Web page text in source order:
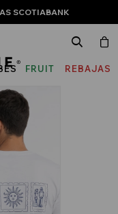
SCOTIABANK
FRUIT
THE
LOOM
REBAJAS